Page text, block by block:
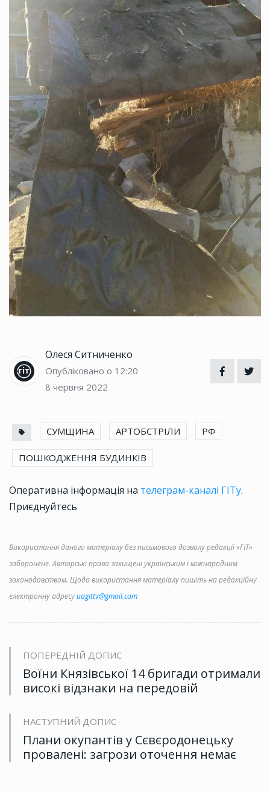
Олеся Ситниченко
Опубліковано о 12:20
8 червня 2022
СУМЩИНА АРТОБСТРІЛИ РФ
ПОШКОДЖЕННЯ БУДИНКІВ
Оперативна інформація на телеграм-каналі ГІТу.
Приєднуйтесь
Використання даного матеріалу без письмового дозволу редакції «ГІТ»
заборонене. Авторські права захищені українським і міжнародним
законодавством. Щодо використання матеріалу пишіть на редакційну
електронну адресуuagittv@gmail.com
ПОПЕРЕДНІЙ ДОПИС
Воїни Князівської 14 бригади отримали
високі відзнаки на передовій
НАСТУПНИЙ ДОПИС
Плани окупантів у Сєвєродонецьку
провалені: загрози оточення немає